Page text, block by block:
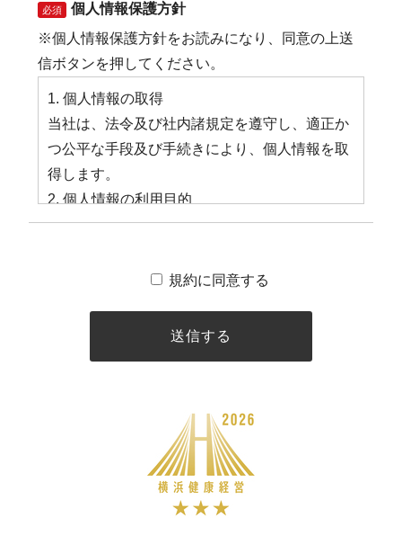
必須
個人情報保護方針
※個人情報保護方針をお読みになり、同意の上送
信ボタンを押してください。
1. 個人情報の取得
当社は、法令及び社内諸規定を遵守し、適正か
つ公平な手段及び手続きにより、個人情報を取
得します。
2. 個人情報の利用目的
当社は、利用目的を特定した上、あらかじめ本
められた場合を除き、業務の遂行上必要な限り
2） 当社は、個人情報の漏えい、紛失および改
ざんなどを防止する為、不正アクセス、コンピ
ューターウィルスなどに対する情報セキュリテ
規約に同意する